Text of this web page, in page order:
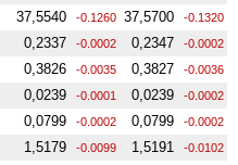
37,5540 -0.1260 37,5700 -0.1320
0,2337 -0.0002 0,2347 -0.0002
0,3826 -0.0035 0,3827 -0.0036
0,0239 -0.0001 0,0239 -0.0002
0,0799 -0.0002 0,0799 -0.0002
1,5179 -0.0099 1,5191 -0.0102